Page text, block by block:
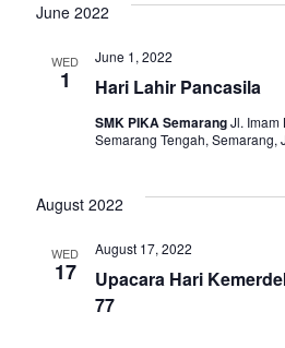
June 2022
WED
1 Hari Lahir Pancasila
June 1, 2022
SMK PIKA SemarangJl. Imam
Semarang Tengah, Semarang,
August 2022
WED
17
Upacara Hari
77
August 17, 2022